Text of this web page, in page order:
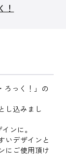
！
ろっく！」の
し込みまし
ンに。
いデザインと
にご使用頂け